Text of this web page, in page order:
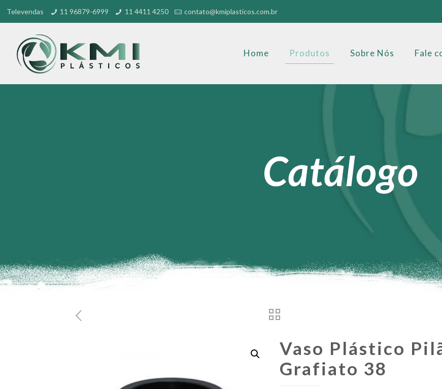
Televendas 11 96879-6999 11 4411 4250 contato@kmiplasticos.com.br
Home Produtos Sobre Nós Fale
Catálogo
Vaso Plástico
Grafiato 38